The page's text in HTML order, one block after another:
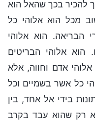
להכיר בכך שהאל הוא
מכל הוא אלוהי כל
הבריאה. הוא אלוהי
הוא אלוהי הבריטים
אדם וחווה, אלא
כל אשר בשמיים וכל
בידי אל אחד, בין
רק שהוא עבד בקרב